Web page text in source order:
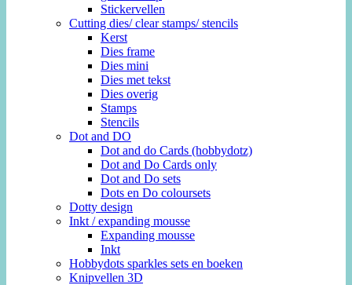
Stickervellen
Cutting dies/ clear stamps/ stencils
Kerst
Dies frame
Dies mini
Dies met tekst
Dies overig
Stamps
Stencils
Dot and DO
Dot and do Cards (hobbydotz)
Dot and Do Cards only
Dot and Do sets
Dots en Do coloursets
Dotty design
Inkt / expanding mousse
Expanding mousse
Inkt
Hobbydots sparkles sets en boeken
Knipvellen 3D